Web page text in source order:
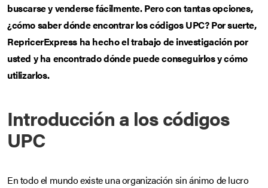
buscarse y venderse fácilmente. Pero con tantas opciones,
¿cómo saber dónde encontrar los códigos UPC? Por suerte,
RepricerExpress ha hecho el trabajo de investigación por
usted y ha encontrado dónde puede conseguirlos y cómo
utilizarlos.
Introducción a los códigos
UPC
En todo el mundo existe una organización sin ánimo de lucro